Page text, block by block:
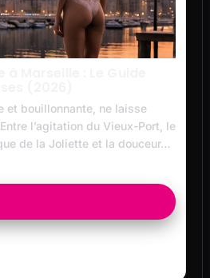
et bouillonnante, ne laisse
l’agitation du Vieux-Port, le
de la Joliette et la douceur…